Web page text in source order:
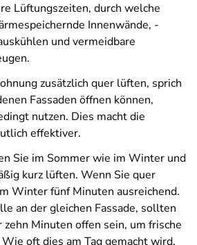
Lüftungszeiten, durch welche
Innenwände, -
und vermeidbare
zusätzlich quer lüften, sprich
Fassaden öffnen können,
nutzen. Dies macht die
effektiver.
Sie im Sommer wie im Winter und
kurz lüften. Wenn Sie quer
Winter fünf Minuten ausreichend.
an der gleichen Fassade, sollten
Minuten offen sein, um frische
oft dies am Tag gemacht wird,